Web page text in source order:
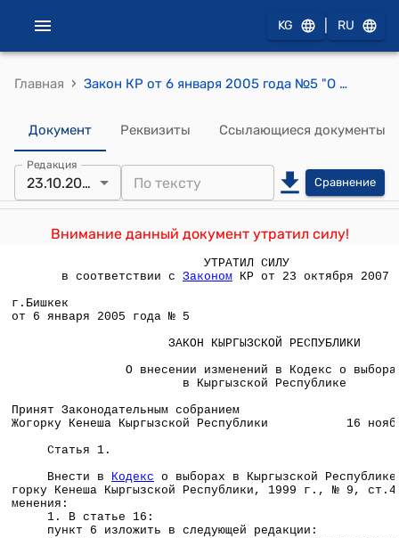
KG RU
Главная › Закон КР от 6 января 2005 года №5 "О внесении изменений в Кодекс о выборах в Кыргызской Республике"
Документ Реквизиты Ссылающиеся документы
Редакция
23.10.2007 Сравнение
Внимание данный документ утратил силу!